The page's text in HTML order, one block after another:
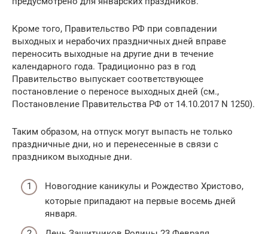
Кроме того, Правительство РФ при совпадении
выходных и нерабочих праздничных дней вправе
переносить выходные на другие дни в течение
календарного года. Традиционно раз в год
Правительство выпускает соответствующее
постановление о переносе выходных дней (см.,
Постановление Правительства РФ от 14.10.2017 N 1250).
Таким образом, на отпуск могут выпасть не только
праздничные дни, но и перенесенные в связи с
праздником выходные дни.
Новогодние каникулы и Рождество Христово,
которые припадают на первые восемь дней
января.